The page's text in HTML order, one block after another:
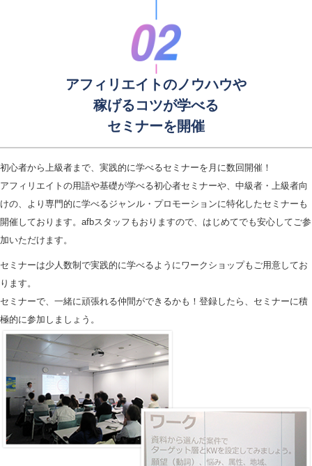
アフィリエイトのノウハウや
稼げるコツが学べる
セミナーを開催
初心者から上級者まで、実践的に学べるセミナーを月に数回開催！
アフィリエイトの用語や基礎が学べる初心者セミナーや、中級者・上級者向
けの、より専門的に学べるジャンル・プロモーションに特化したセミナーも
開催しております。afbスタッフもおりますので、はじめてでも安心してご参
加いただけます。
セミナーは少人数制で実践的に学べるようにワークショップもご用意してお
ります。
セミナーで、一緒に頑張れる仲間ができるかも！登録したら、セミナーに積
極的に参加しましょう。